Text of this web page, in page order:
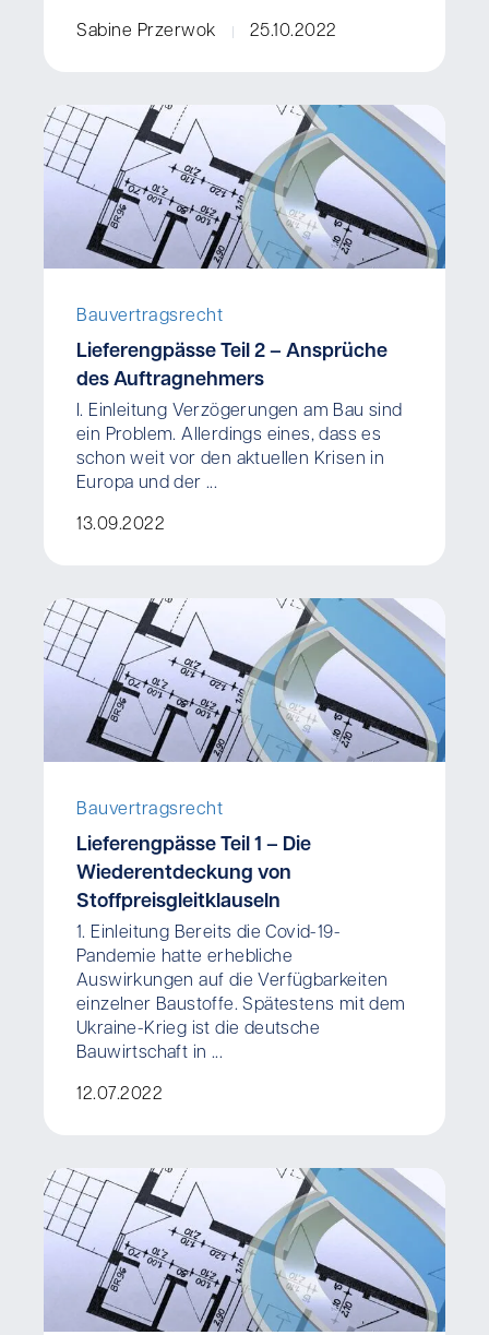
Sabine Przerwok 25.10.2022
Bauvertragsrecht
Lieferengpässe Teil 2 – Ansprüche
des Auftragnehmers
I. Einleitung Verzögerungen am Bau sind
ein Problem. Allerdings eines, dass es
schon weit vor den aktuellen Krisen in
Europa und der ...
13.09.2022
Bauvertragsrecht
Lieferengpässe Teil 1 – Die
Wiederentdeckung von
Stoffpreisgleitklauseln
1. Einleitung Bereits die Covid-19-
Pandemie hatte erhebliche
Auswirkungen auf die Verfügbarkeiten
einzelner Baustoffe. Spätestens mit dem
Ukraine-Krieg ist die deutsche
Bauwirtschaft in ...
12.07.2022